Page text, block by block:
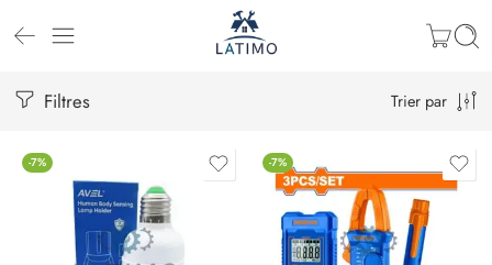
Filtres Trier par
-7% -7%